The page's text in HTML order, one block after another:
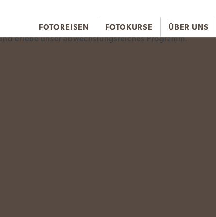
FOTOREISEN FOTOKURSE ÜBER UNS